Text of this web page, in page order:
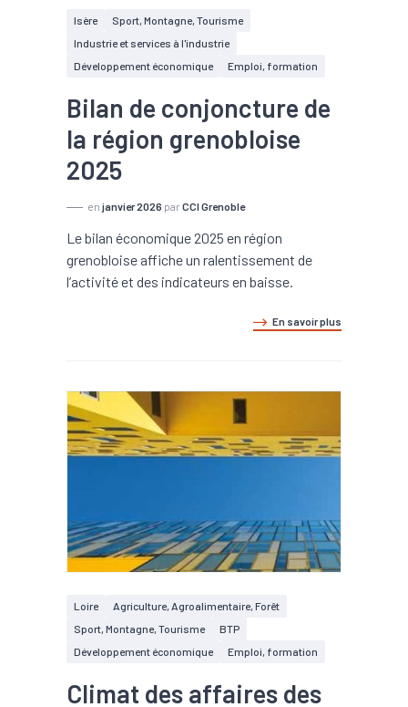
Isère
Sport, Montagne, Tourisme
Industrie et services à l'industrie
Développement économique
Emploi, formation
Bilan de conjoncture de
la région grenobloise
2025
en janvier 2026 par CCI Grenoble
Le bilan économique 2025 en région
grenobloise affiche un ralentissement de
l’activité et des indicateurs en baisse.
En savoir plus
Loire
Agriculture, Agroalimentaire, Forêt
Sport, Montagne, Tourisme
BTP
Développement économique
Emploi, formation
Climat des affaires des